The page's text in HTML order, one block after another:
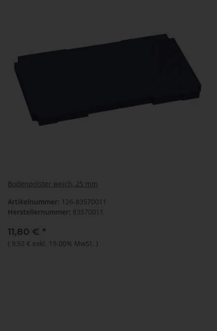
Bodenpolster weich, 25 mm
Artikelnummer: 126-83570011
Herstellernummer: 83570011
11,80 € *
( 9,92 € exkl. 19.00% MwSt. )